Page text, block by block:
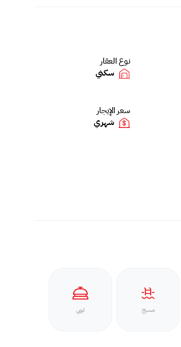
نوع العقار
سكني
سعر الإيجار
شهري
مسبح لوبي